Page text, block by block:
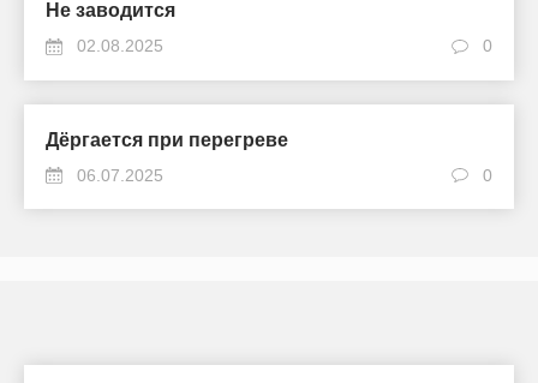
Не заводится
02.08.2025 0
Дёргается при перегреве
06.07.2025 0